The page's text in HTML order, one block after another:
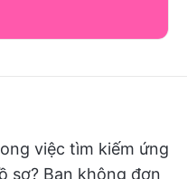
việc tìm kiếm ứng
sơ? Bạn không đơn